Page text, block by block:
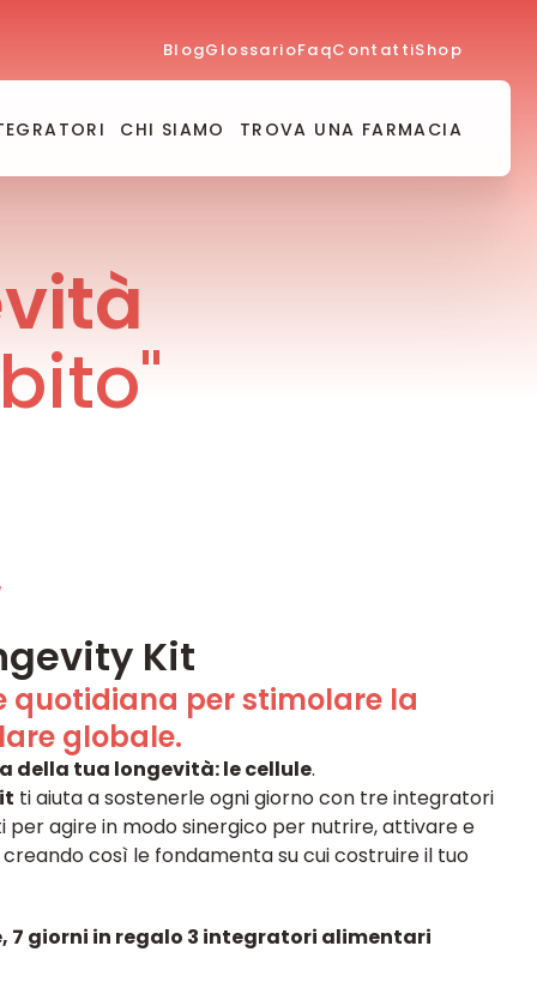
Kit
quotidiana per stimolare la
globale.
della tua longevità: le cellule.
ti aiuta a sostenerle ogni giorno con tre integratori
agire in modo sinergico per nutrire, attivare e
così le fondamenta su cui costruire il tuo
7 giorni in regalo 3 integratori alimentari
BlogGlossarioFaqContattiShop
CHI SIAMO TROVA UNA FARMACIA